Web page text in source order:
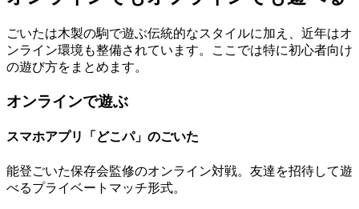
ごいたは木製の駒で遊ぶ伝統的なスタイルに加え、近年はオ
ンライン環境も整備されています。ここでは特に初心者向け
の遊び方をまとめます。
オンラインで遊ぶ
スマホアプリ「どこパ」のごいた
能登ごいた保存会監修のオンライン対戦。友達を招待して遊
べるプライベートマッチ形式。